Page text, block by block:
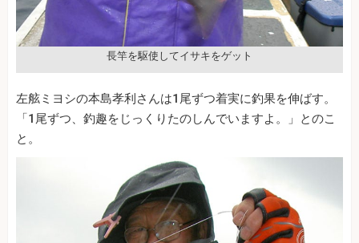
長竿を駆使してイサキをゲット
左舷ミヨシの本島孝利さんは1尾ずつ着実に釣果を伸ばす。
「1尾ずつ、釣趣をじっくりたのしんでいますよ。」とのこ
と。